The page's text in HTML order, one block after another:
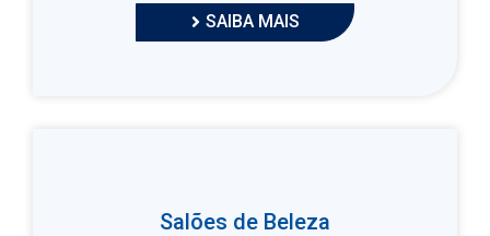
SAIBA MAIS
Salões de Beleza